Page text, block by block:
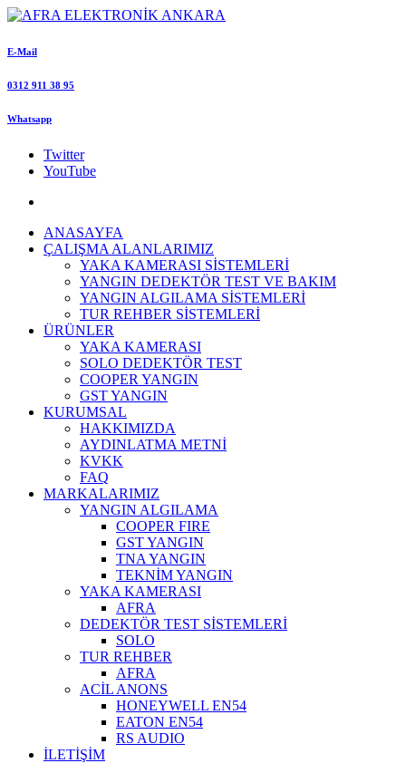
E-Mail
0312 911 38 95
Whatsapp
Twitter
YouTube
ANASAYFA
ÇALIŞMA ALANLARIMIZ
YAKA KAMERASI SİSTEMLERİ
YANGIN DEDEKTÖR TEST VE BAKIM
YANGIN ALGILAMA SİSTEMLERİ
TUR REHBER SİSTEMLERİ
ÜRÜNLER
YAKA KAMERASI
SOLO DEDEKTÖR TEST
COOPER YANGIN
GST YANGIN
KURUMSAL
HAKKIMIZDA
AYDINLATMA METNİ
KVKK
FAQ
MARKALARIMIZ
YANGIN ALGILAMA
COOPER FIRE
GST YANGIN
TNA YANGIN
TEKNİM YANGIN
YAKA KAMERASI
AFRA
DEDEKTÖR TEST SİSTEMLERİ
SOLO
TUR REHBER
AFRA
ACİL ANONS
HONEYWELL EN54
EATON EN54
RS AUDIO
İLETİŞİM